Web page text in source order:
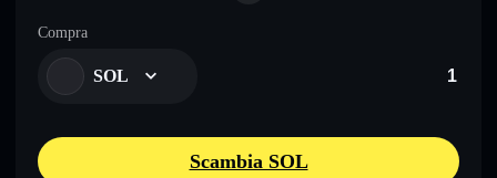
Compra
SOL
Scambia SOL